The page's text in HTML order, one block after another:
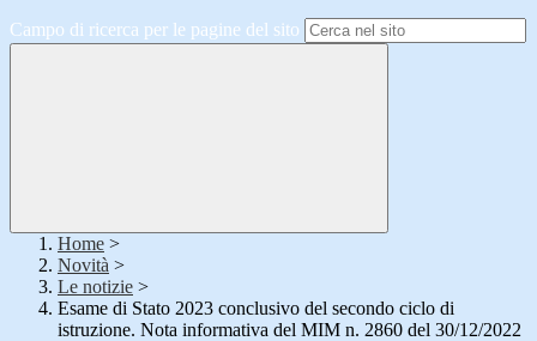
Campo di ricerca per le pagine del sito
Home >
Novità >
Le notizie >
Esame di Stato 2023 conclusivo del secondo ciclo di
istruzione. Nota informativa del MIM n. 2860 del 30/12/2022